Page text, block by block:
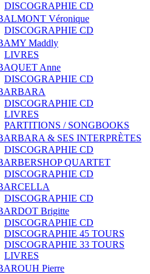
DISCOGRAPHIE CD
Véronique
DISCOGRAPHIE CD
Maddly
LIVRES
Anne
DISCOGRAPHIE CD
DISCOGRAPHIE CD
LIVRES
PARTITIONS / SONGBOOKS
& SES INTERPRÈTES
DISCOGRAPHIE CD
QUARTET
DISCOGRAPHIE CD
DISCOGRAPHIE CD
Brigitte
DISCOGRAPHIE CD
DISCOGRAPHIE 45 TOURS
DISCOGRAPHIE 33 TOURS
LIVRES
Pierre